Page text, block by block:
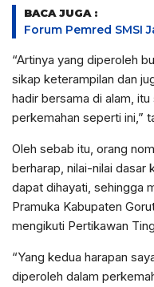
BACA JUGA :
Forum Pemred SMSI
“Artinya yang diperoleh
sikap keterampilan dan
hadir bersama di alam,
perkemahan seperti ini,”
Oleh sebab itu, orang
berharap, nilai-nilai dasar
dapat dihayati, sehingga
Pramuka Kabupaten
mengikuti Pertikawan
“Yang kedua harapan
diperoleh dalam